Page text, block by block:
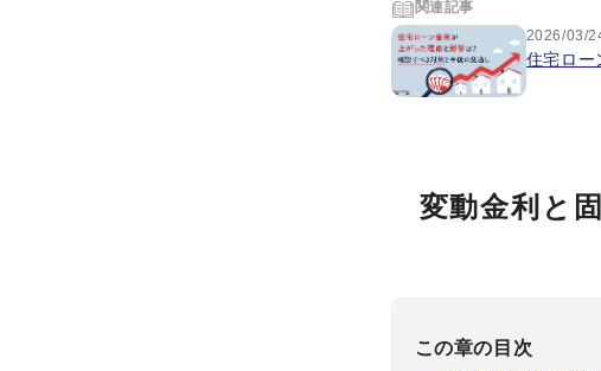
関連記事
2026/03/
住宅ロー
変動金利と
この章の目次